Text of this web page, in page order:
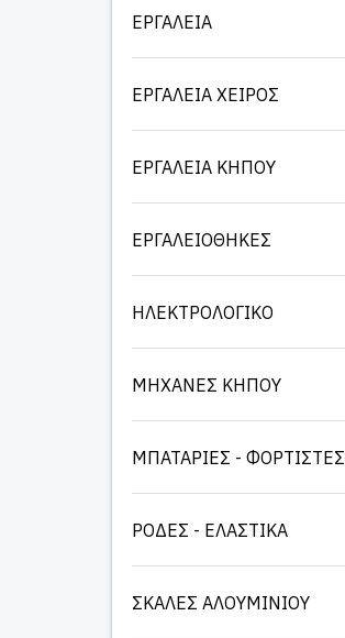
ΕΡΓΑΛΕΙΑ
ΕΡΓΑΛΕΙΑ ΧΕΙΡΟΣ
ΕΡΓΑΛΕΙΑ ΚΗΠΟΥ
ΕΡΓΑΛΕΙΟΘΗΚΕΣ
ΗΛΕΚΤΡΟΛΟΓΙΚΟ
ΜΗΧΑΝΕΣ ΚΗΠΟΥ
ΜΠΑΤΑΡΙΕΣ - ΦΟΡΤΙΣΤΕΣ
ΡΟΔΕΣ - ΕΛΑΣΤΙΚΑ
ΣΚΑΛΕΣ ΑΛΟΥΜΙΝΙΟΥ